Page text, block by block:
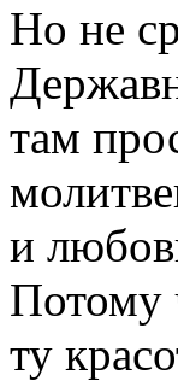
Но не
там
и
Потому
ту